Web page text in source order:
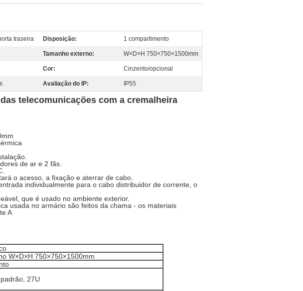
traseira Disposição: 1 compartimento
Tamanho externo: W×D×H 750×750×1500mm
Cor: Cinzento/opcional
Avaliação do IP: IP55
das telecomunicações com a cremalheira
de ar e 2 fãs.
o acesso, a fixação e aterrar de cabo.
individualmente para o cabo distribuidor de corrente, o
que é usado no ambiente exterior.
usada no armário são feitos da chama - os materiais
A
W×D×H 750×750×1500mm
27U